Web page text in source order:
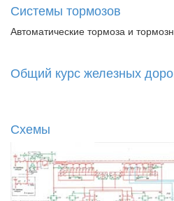
Системы тормозов
Автоматические тормоза и
Общий курс железных
Схемы